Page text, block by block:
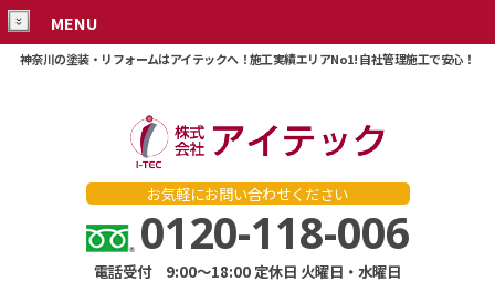
神奈川の塗装・リフォームはアイテックへ！施工実績エリアNo1! 自社管理施工で安心！
お気軽にお問い合わせください
0120-118-006
電話受付 9:00～18:00 定休日 火曜日・水曜日
MENU